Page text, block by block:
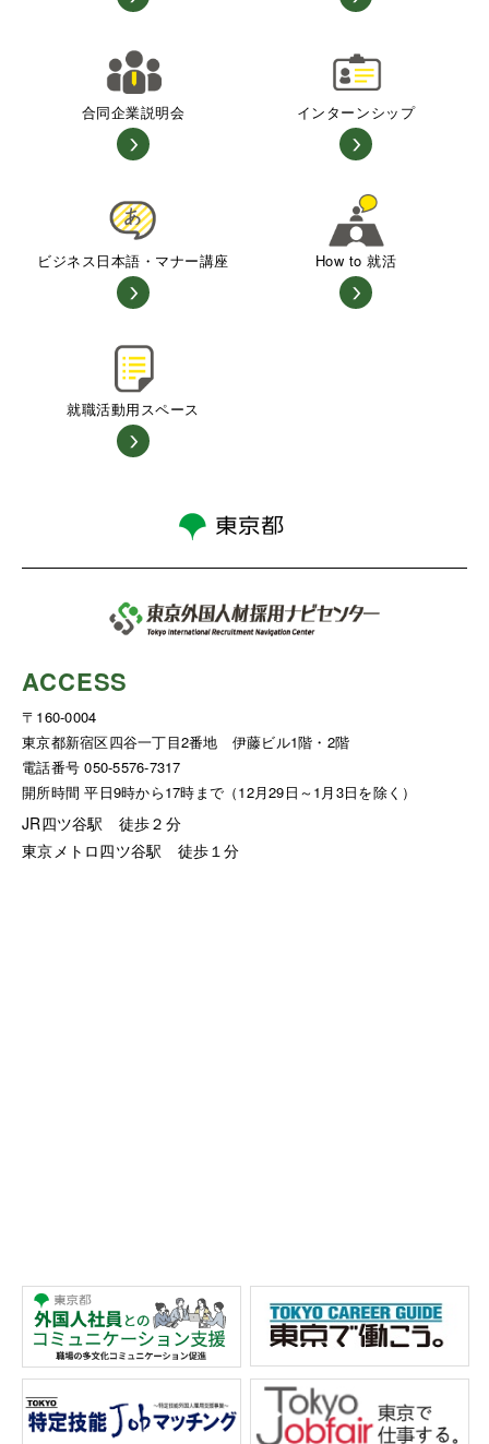
合同企業説明会 インターンシップ
ビジネス日本語・マナー講座 How to 就活
就職活動用スペース
ACCESS
〒160-0004
東京都新宿区四谷一丁目2番地 伊藤ビル1階・2階
電話番号 050-5576-7317
開所時間 平日9時から17時まで（12月29日～1月3日を除く）
JR四ツ谷駅 徒歩２分
東京メトロ四ツ谷駅 徒歩１分